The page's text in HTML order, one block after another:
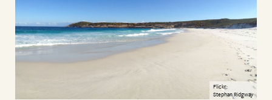
Flickr:
Stephan Ridgway